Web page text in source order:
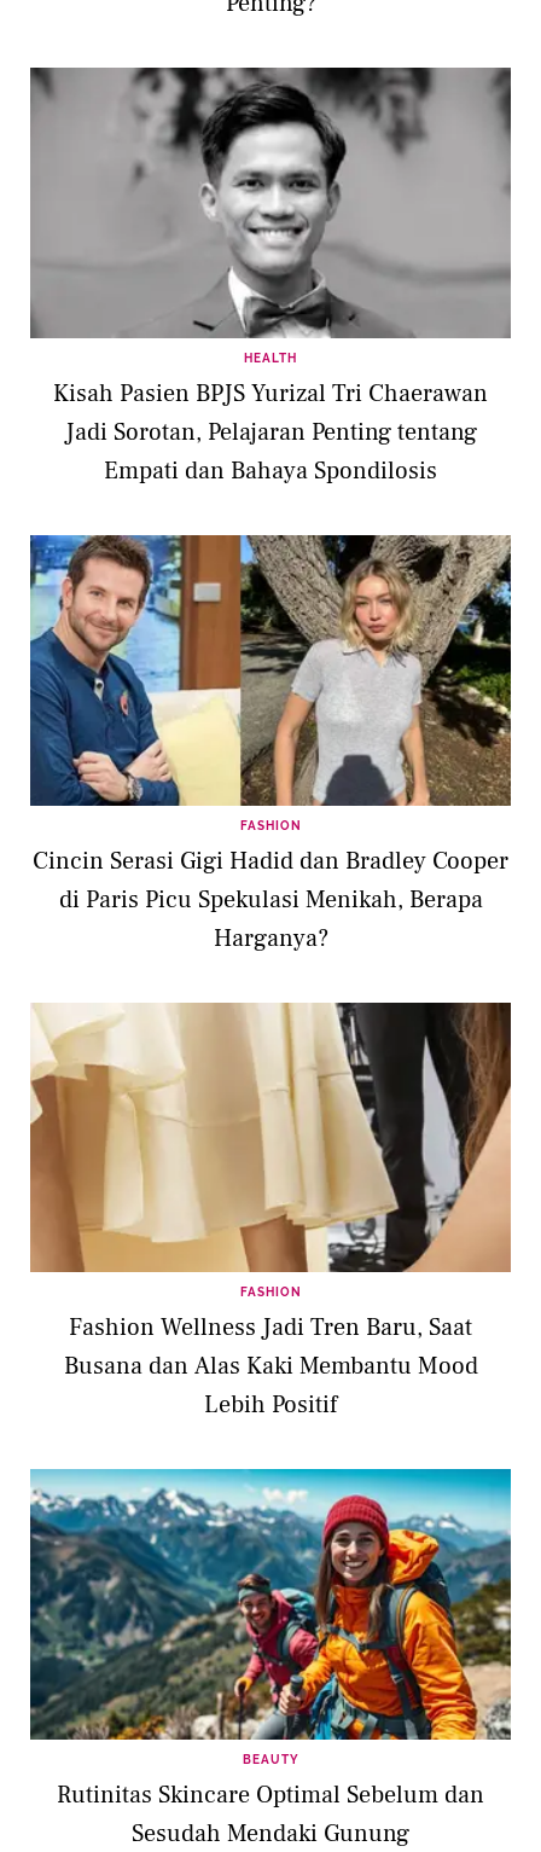
HEALTH
Kisah Pasien BPJS Yurizal Tri Chaerawan
Jadi Sorotan, Pelajaran Penting tentang
Empati dan Bahaya Spondilosis
FASHION
Cincin Serasi Gigi Hadid dan Bradley Cooper
di Paris Picu Spekulasi Menikah, Berapa
Harganya?
FASHION
Fashion Wellness Jadi Tren Baru, Saat
Busana dan Alas Kaki Membantu Mood
Lebih Positif
BEAUTY
Rutinitas Skincare Optimal Sebelum dan
Sesudah Mendaki Gunung